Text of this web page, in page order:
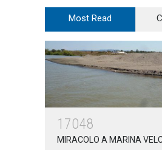
Most Read
17048
MIRACOLO A MARINA